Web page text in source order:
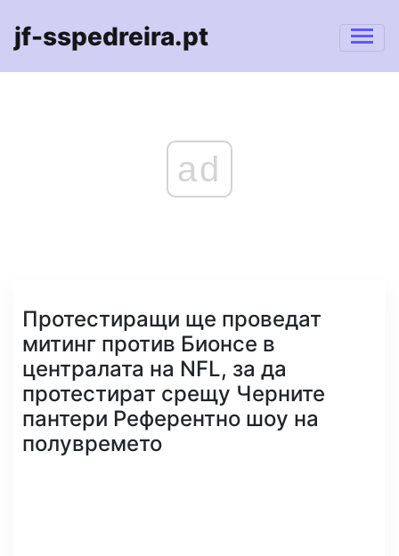
jf-sspedreira.pt
ad
Протестиращи ще проведат
митинг против Бионсе в
централата на NFL, за да
протестират срещу Черните
пантери Референтно шоу на
полувремето